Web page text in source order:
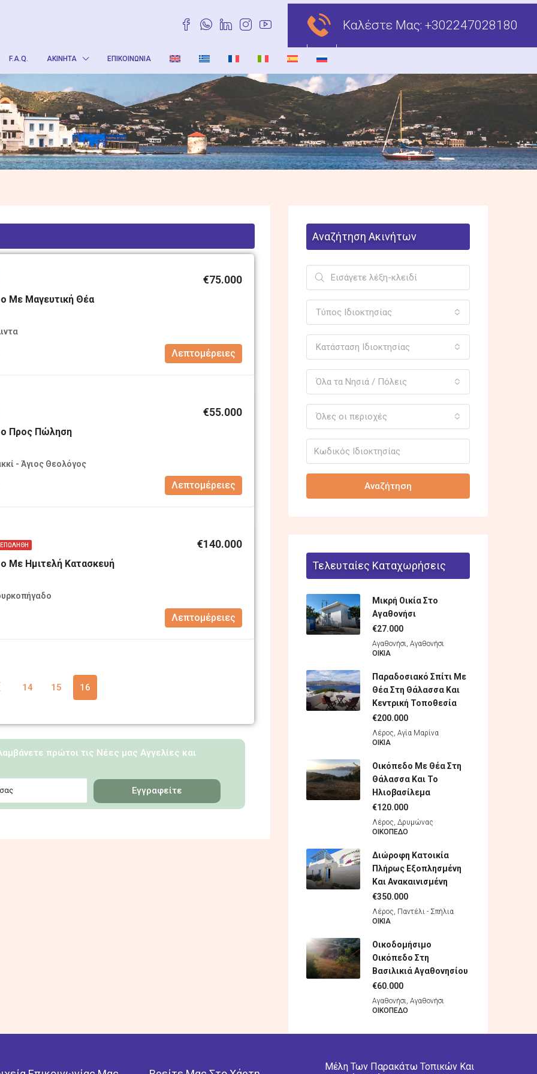
Καλέστε Μας: +302247028180
F.A.Q. ΑΚΊΝΗΤΑ ΕΠΙΚΟΙΝΩΝΊΑ
Με Μαγευτική Θέα
€75.000
Λεπτομέρειες
Προς Πώληση
€55.000
- Άγιος Θεολόγος
Λεπτομέρειες
ΕΠΩΛΉΘΗ
Με Ημιτελή Κατασκευή
€140.000
Λεπτομέρειες
14 15 16
πρώτοι τις Νέες μας Αγγελίες και
Εγγραφείτε
Αναζήτηση Ακινήτων
Τύπος Ιδιοκτησίας
Κατάσταση Ιδιοκτησίας
Όλα τα Νησιά / Πόλεις
Όλες οι περιοχές
Αναζήτηση
Τελευταίες Καταχωρήσεις
Μικρή Οικία Στο
Αγαθονήσι
€27.000
Αγαθονήσι, Αγαθονήσι
ΟΙΚΊΑ
Παραδοσιακό Σπίτι Με
Θέα Στη Θάλασσα Και
Κεντρική Τοποθεσία
€200.000
Λέρος, Αγία Μαρίνα
ΟΙΚΊΑ
Οικόπεδο Με Θέα Στη
Θάλασσα Και Το
Ηλιοβασίλεμα
€120.000
Λέρος, Δρυμώνας
ΟΙΚΌΠΕΔO
Διώροφη Κατοικία
Πλήρως Εξοπλησμένη
Και Ανακαινισμένη
€350.000
Λέρος, Παντέλι - Σπήλια
ΟΙΚΊΑ
Οικοδομήσιμο
Οικόπεδο Στη
Βασιλικιά Αγαθονησίου
€60.000
Αγαθονήσι, Αγαθονήσι
ΟΙΚΌΠΕΔO
Μέλη Των Παρακάτω Τοπικών Και